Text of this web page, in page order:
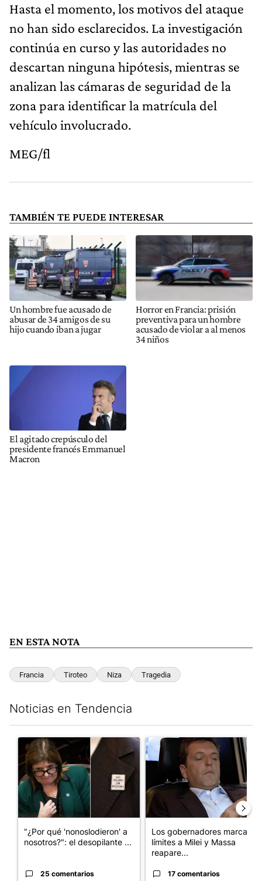
Hasta el momento, los motivos del ataque
no han sido esclarecidos. La investigación
continúa en curso y las autoridades no
descartan ninguna hipótesis, mientras se
analizan las cámaras de seguridad de la
zona para identificar la matrícula del
vehículo involucrado.
MEG/fl
TAMBIÉN TE PUEDE INTERESAR
Un hombre fue acusado de
abusar de 34 amigos de su
hijo cuando iban a jugar
Horror en Francia: prisión
preventiva para un hombre
acusado de violar a al menos
34 niños
El agitado crepúsculo del
presidente francés Emmanuel
Macron
EN ESTA NOTA
Francia Tiroteo Niza Tragedia
Noticias en Tendencia
Un artículo de tendencia con el título ""¿Por qué
"¿Por qué 'nonoslodieron' a
nosotros?": el desopilante ...
25 comentarios
Un artículo de tendencia con
Los gobernadores marcan
límites a Milei y Massa
reapare...
17 comentarios